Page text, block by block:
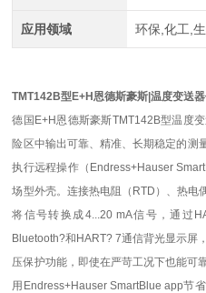
应用领域 环保,化工,
TMT142B型E+H恩德斯豪斯|温度变送
德国E+H恩德斯豪斯TMT142B型温度
险区中输出可靠、精准、长期稳定的测
执行远程操作（Endress+Hauser
场型外壳。连接热电阻（RTD）、热电
将信号转换成4...20 mA信号，通过
Bluetooth?和HART? 7通信背光显示屏
压保护功能，即使在严苛工况下也能可
用Endress+Hauser SmartBlue app节